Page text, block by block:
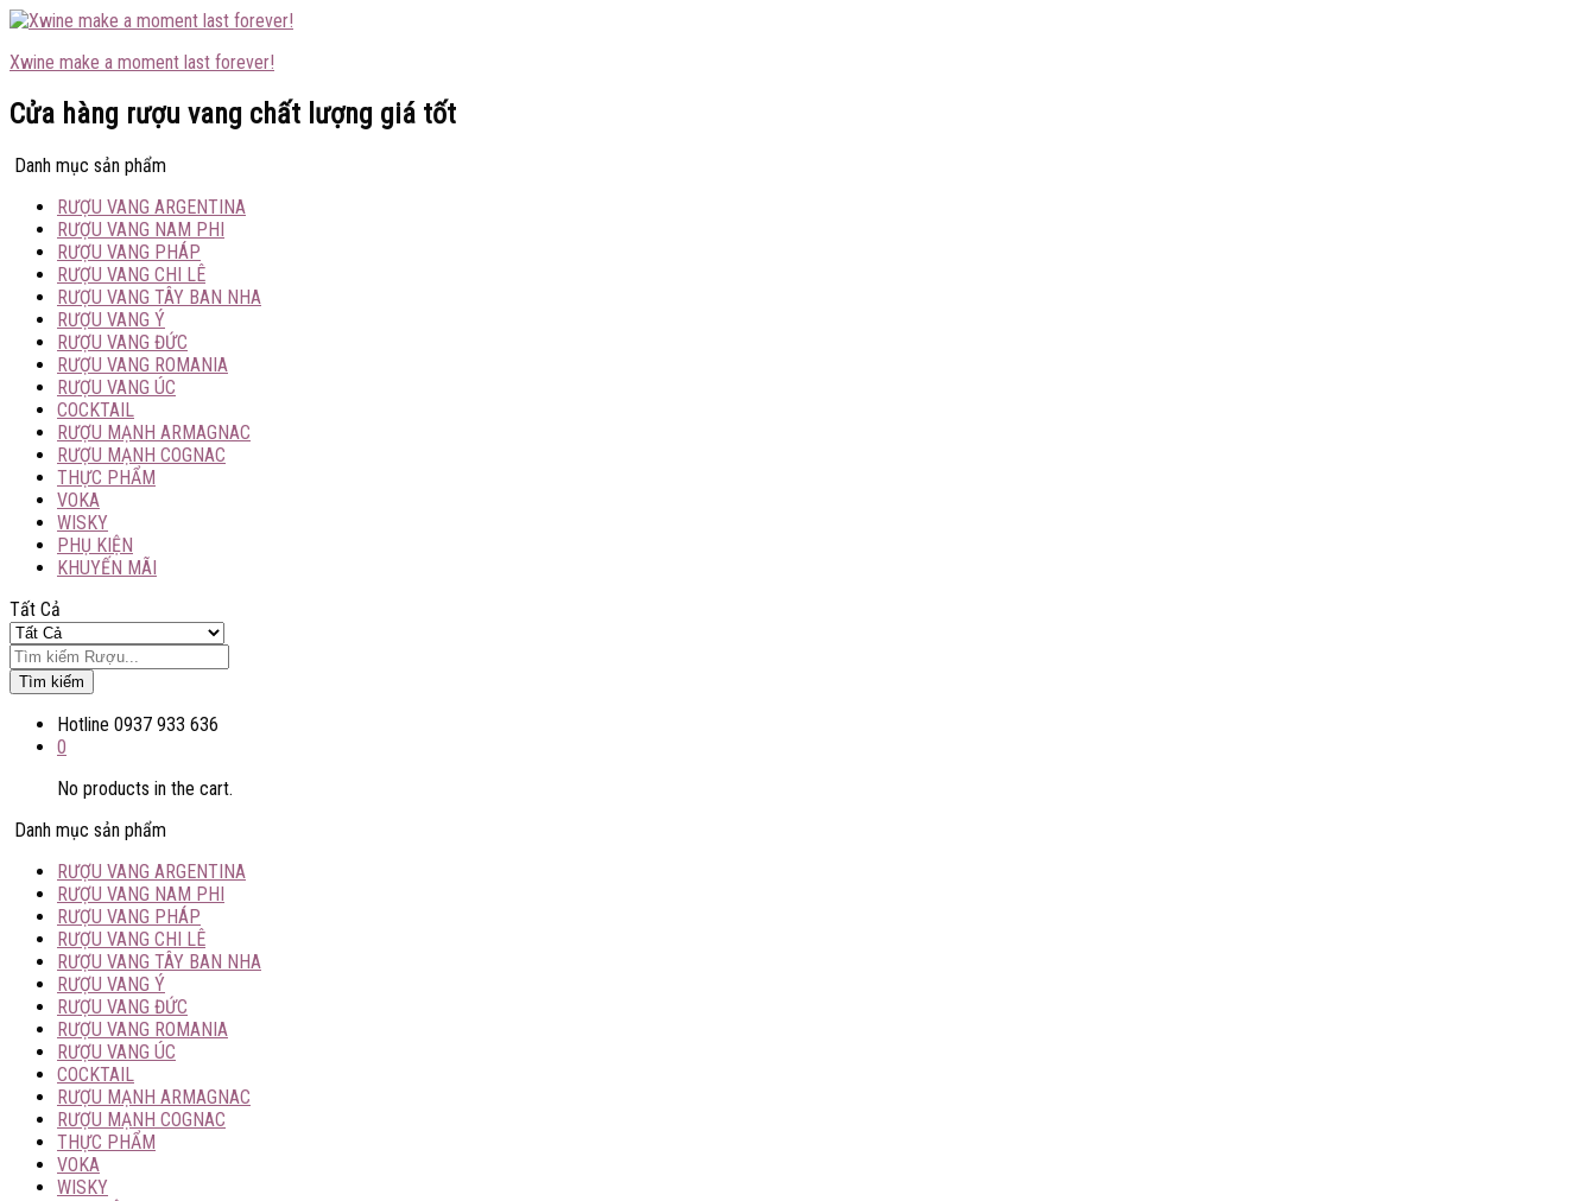
Xwine make a moment last forever!
Cửa hàng rượu vang chất lượng giá tốt
Danh mục sản phẩm
RƯỢU VANG ARGENTINA
RƯỢU VANG NAM PHI
RƯỢU VANG PHÁP
RƯỢU VANG CHI LÊ
RƯỢU VANG TÂY BAN NHA
RƯỢU VANG Ý
RƯỢU VANG ĐỨC
RƯỢU VANG ROMANIA
RƯỢU VANG ÚC
COCKTAIL
RƯỢU MẠNH ARMAGNAC
RƯỢU MẠNH COGNAC
THỰC PHẨM
VOKA
WISKY
PHỤ KIỆN
KHUYẾN MÃI
Tất Cả
Tìm kiếm
Hotline 0937 933 636
0
No products in the cart.
Danh mục sản phẩm
RƯỢU VANG ARGENTINA
RƯỢU VANG NAM PHI
RƯỢU VANG PHÁP
RƯỢU VANG CHI LÊ
RƯỢU VANG TÂY BAN NHA
RƯỢU VANG Ý
RƯỢU VANG ĐỨC
RƯỢU VANG ROMANIA
RƯỢU VANG ÚC
COCKTAIL
RƯỢU MẠNH ARMAGNAC
RƯỢU MẠNH COGNAC
THỰC PHẨM
VOKA
WISKY